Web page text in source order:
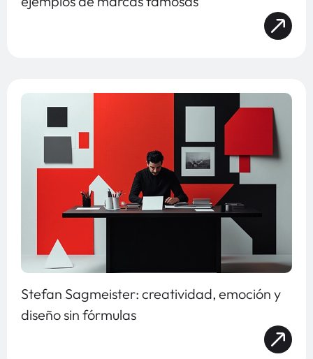
Stefan Sagmeister: creatividad, emoción y
diseño sin fórmulas